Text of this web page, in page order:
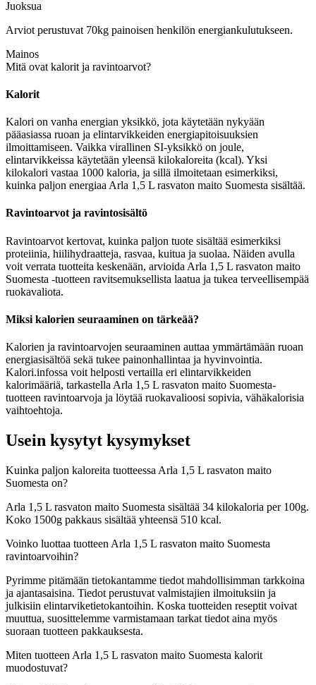
Juoksua
Arviot perustuvat 70kg painoisen henkilön energiankulutukseen.
Mainos
Mitä ovat kalorit ja ravintoarvot?
Kalorit
Kalori on vanha energian yksikkö, jota käytetään nykyään
pääasiassa ruoan ja elintarvikkeiden energiapitoisuuksien
ilmoittamiseen. Vaikka virallinen SI-yksikkö on joule,
elintarvikkeissa käytetään yleensä kilokaloreita (kcal). Yksi
kilokalori vastaa 1000 kaloria, ja sillä ilmoitetaan esimerkiksi,
kuinka paljon energiaa Arla 1,5 L rasvaton maito Suomesta sisältää.
Ravintoarvot ja ravintosisältö
Ravintoarvot kertovat, kuinka paljon tuote sisältää esimerkiksi
proteiinia, hiilihydraatteja, rasvaa, kuitua ja suolaa. Näiden avulla
voit verrata tuotteita keskenään, arvioida Arla 1,5 L rasvaton maito
Suomesta -tuotteen ravitsemuksellista laatua ja tukea terveellisempää
ruokavaliota.
Miksi kalorien seuraaminen on tärkeää?
Kalorien ja ravintoarvojen seuraaminen auttaa ymmärtämään ruoan
energiasisältöä sekä tukee painonhallintaa ja hyvinvointia.
Kalori.infossa voit helposti vertailla eri elintarvikkeiden
kalorimääriä, tarkastella Arla 1,5 L rasvaton maito Suomesta-
tuotteen ravintoarvoja ja löytää ruokavalioosi sopivia, vähäkalorisia
vaihtoehtoja.
Usein kysytyt kysymykset
Kuinka paljon kaloreita tuotteessa Arla 1,5 L rasvaton maito
Suomesta on?
Arla 1,5 L rasvaton maito Suomesta sisältää 34 kilokaloria per 100g.
Koko 1500g pakkaus sisältää yhteensä 510 kcal.
Voinko luottaa tuotteen Arla 1,5 L rasvaton maito Suomesta
ravintoarvoihin?
Pyrimme pitämään tietokantamme tiedot mahdollisimman tarkkoina
ja ajantasaisina. Tiedot perustuvat valmistajien ilmoituksiin ja
julkisiin elintarviketietokantoihin. Koska tuotteiden reseptit voivat
muuttua, suosittelemme varmistamaan tarkat tiedot aina myös
suoraan tuotteen pakkauksesta.
Miten tuotteen Arla 1,5 L rasvaton maito Suomesta kalorit
muodostuvat?